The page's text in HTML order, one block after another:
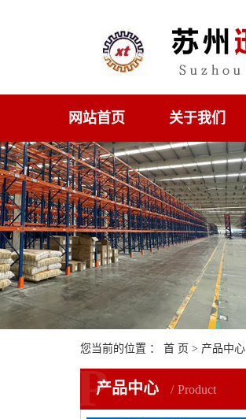
网站首页 关于我们
您当前的位置 ： 首 页 > 产品中心
产品中心 Product
P